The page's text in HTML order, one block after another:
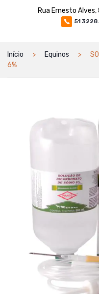
MATERIAIS E
Rua Ernesto
51
Início Equinos
6%